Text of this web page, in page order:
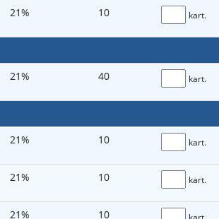
21% 10 kart.
21% 40 kart.
21% 10 kart.
21% 10 kart.
21% 10